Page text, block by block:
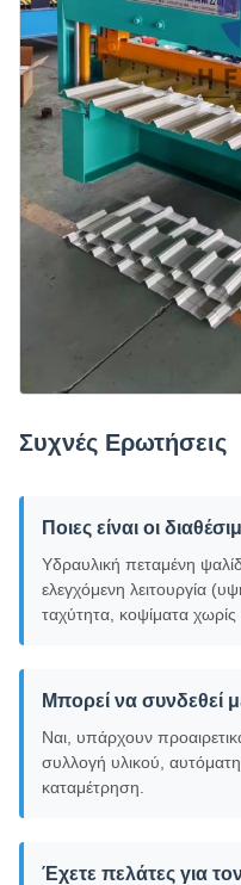
Συχνές Ερωτήσεις
Ποιες είναι οι
Υδραυλική πεταμένη
ελεγχόμενη λειτουργία
ταχύτητα, κοψίματα χωρίς
Μπορεί να συνδεθεί
Ναι, υπάρχουν
συλλογή υλικού,
καταμέτρηση.
Έχετε πελάτες για